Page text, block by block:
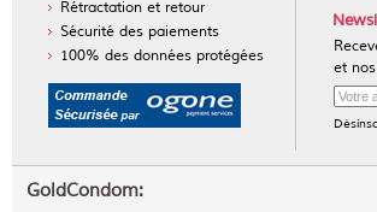
Rétractation et retour
Sécurité des paiements
100% des données protégées
et
GoldCondom: